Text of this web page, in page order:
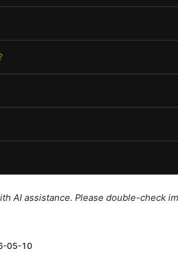
AI assistance. Please double-check
05-10